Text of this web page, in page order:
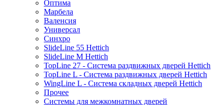
Оптима
Марбела
Валенсия
Универсал
Синхро
SlideLine 55 Hettich
SlideLine M Hettich
TopLine 27 - Система раздвижных дверей Hettich
TopLine L - Система раздвижных дверей Hettich
WingLine L - Система складных дверей Hettich
Прочее
Системы для межкомнатных дверей